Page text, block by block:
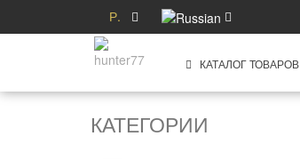
Р.
КАТАЛОГ ТОВАРОВ
КАТЕГОРИИ